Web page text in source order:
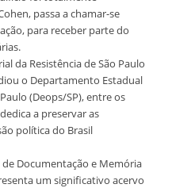
passa a chamar-se
para receber parte do
da Resistência de São Paulo
o Departamento Estadual
(Deops/SP), entre os
a preservar as
política do Brasil
Documentação e Memória
um significativo acervo